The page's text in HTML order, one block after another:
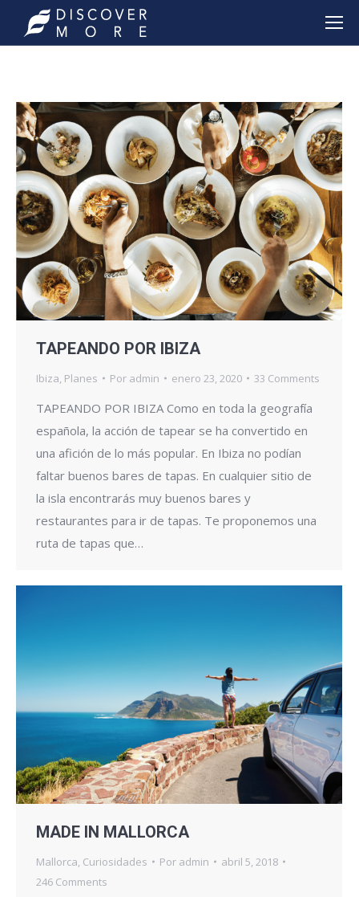
TAPEANDO POR IBIZA
Ibiza Planes Por admin enero 23, 2020 33 Comments
TAPEANDO POR IBIZA Como en toda la geografía
española, la acción de tapear se ha convertido en
una afición de lo más popular. En Ibiza no podían
faltar buenos bares de tapas. En cualquier sitio de
la isla encontrarás muy buenos bares y
restaurantes para ir de tapas. Te proponemos una
ruta de tapas que…
MADE IN MALLORCA
Mallorca Curiosidades Por admin
abril 5, 2018
246 Comments